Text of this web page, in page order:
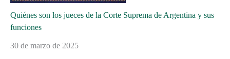
Quiénes son los jueces de la Corte Suprema de Argentina y sus
funciones
30 de marzo de 2025